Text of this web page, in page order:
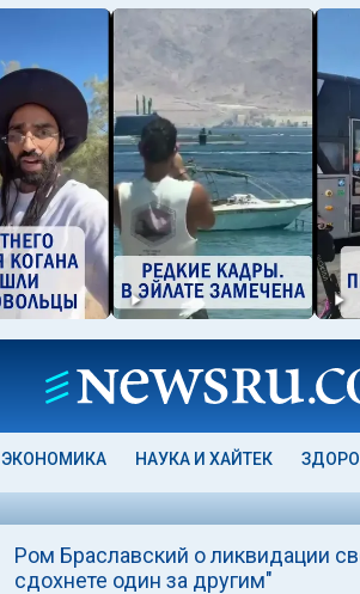
ЭКОНОМИКА НАУКА И ХАЙТЕК
Ром Браславский о ликвидации
сдохнете один за другим"